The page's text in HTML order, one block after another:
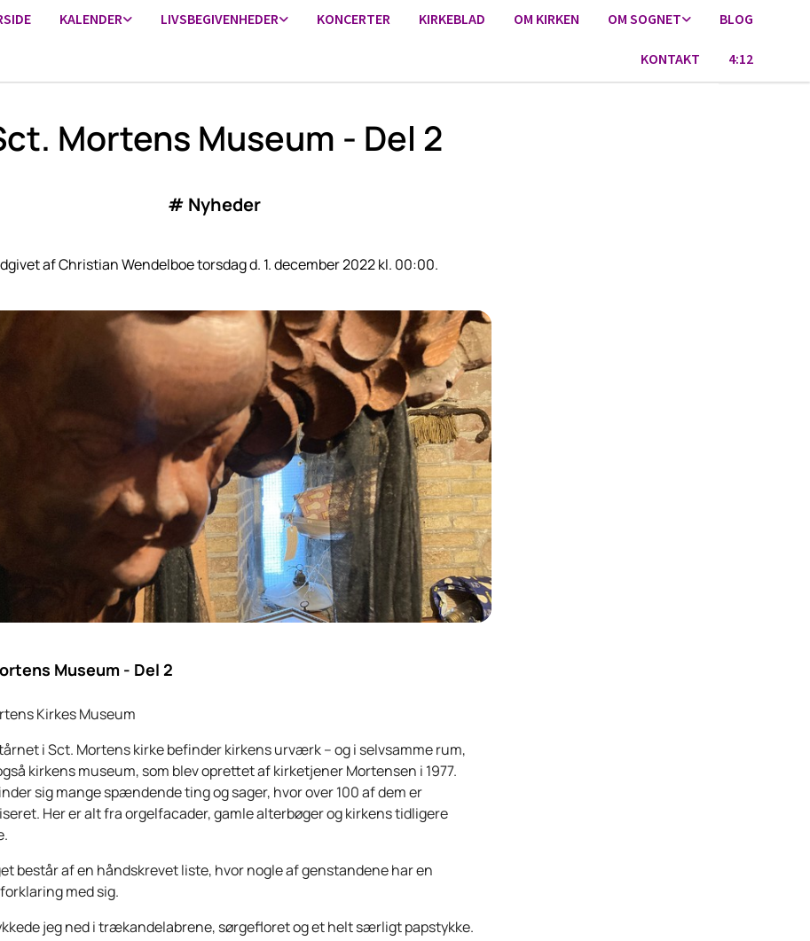
KALENDER LIVSBEGIVENHEDER KONCERTER KIRKEBLAD OM KIRKEN OM SOGNET BLOG
KONTAKT 4:12
Mortens Museum - Del 2
# Nyheder
af Christian Wendelboe torsdag d. 1. december 2022 kl. 00:00.
Museum - Del 2
Kirkes Museum
i Sct. Mortens kirke befinder kirkens urværk – og i selvsamme rum,
kirkens museum, som blev oprettet af kirketjener Mortensen i 1977.
sig mange spændende ting og sager, hvor over 100 af dem er
Her er alt fra orgelfacader, gamle alterbøger og kirkens tidligere
består af en håndskrevet liste, hvor nogle af genstandene har en
med sig.
jeg ned i trækandelabrene, sørgefloret og et helt særligt papstykke.